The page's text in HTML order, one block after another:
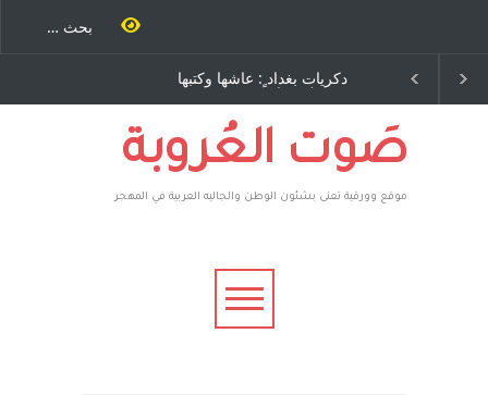
دكريات بغداد ٍ: عاشها وكتبها
:وليد رباح – نيوجرسي –
الولايات المتحدة الامريكية
طاحنة كتب
يوسف يقهر
، فأعطوه
وهم صاغرون،صَوت العُروبة
موقع وورقية تعنى بشئون الوطن والجاليه العربية في المهجر